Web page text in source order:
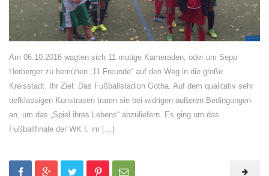
Am 06.10.2016 wagten sich 11 mutige Kameraden, oder um Sepp
Herberger zu bemühen „11 Freunde“ auf den Weg in die große
Kreisstadt. Ihr Ziel: Das Fußballstadion Gotha. Auf dem qualitativ sehr
tiefklassigen Kunstrasen traten sie bei widrigen äußeren Bedingungen
an, um das „Spiel ihres Lebens“ abzuliefern. Es ging um das
Fußballfinale der WK I. im […]